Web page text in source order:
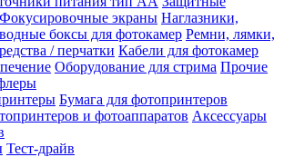
Фокусировочные экраны Наглазники,
боксы для фотокамер Ремни, лямки,
/ перчатки Кабели для фотокамер
Оборудование для стрима Прочие
Бумага для фотопринтеров
и фотоаппаратов Аксессуары
Тест-драйв